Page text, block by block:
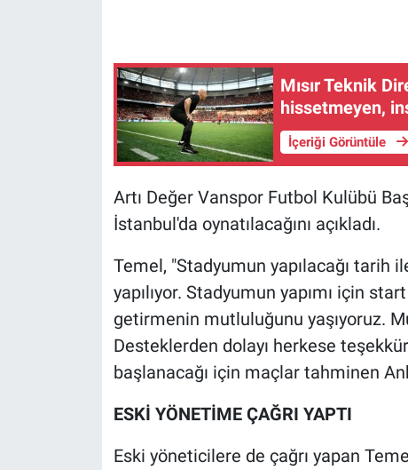
Mısır Teknik
hissetmeyen,
İçeriği Görüntüle
Artı Değer Vanspor Futbol Kulübü
İstanbul'da oynatılacağını açıkladı.
Temel, "Stadyumun yapılacağı tarih
yapılıyor. Stadyumun yapımı için
getirmenin mutluluğunu yaşıyoruz.
Desteklerden dolayı herkese
başlanacağı için maçlar tahminen
ESKİ YÖNETİME ÇAĞRI YAPTI
Eski yöneticilere de çağrı yapan
Günün görüntüsü
Koronavirüs
Kültür Sanat